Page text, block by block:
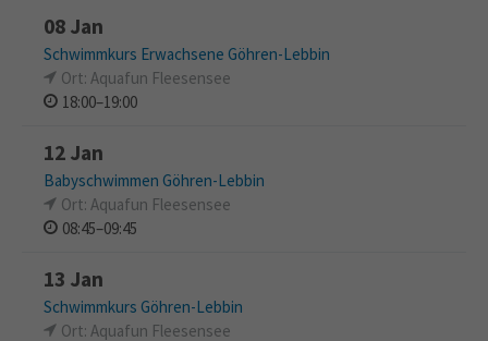
08 Jan
Schwimmkurs Erwachsene Göhren-Lebbin
Ort: Aquafun Fleesensee
18:00–19:00
12 Jan
Babyschwimmen Göhren-Lebbin
Ort: Aquafun Fleesensee
08:45–09:45
13 Jan
Schwimmkurs Göhren-Lebbin
Ort: Aquafun Fleesensee